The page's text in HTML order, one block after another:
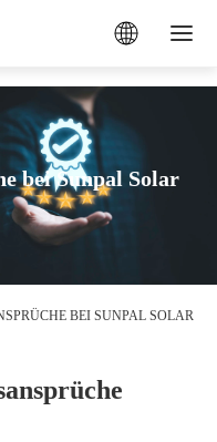
bei Sunpal Solar
BEI SUNPAL SOLAR